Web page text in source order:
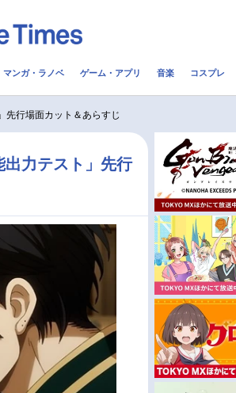
2.5次元 配信・Vtuber
今期アニメ曜日別一覧
春アニメ
夏アニメ
US
マンガ・ラノベ ゲーム・アプリ 音楽 コスプレ
先行場面カット＆あらすじ
力テスト」先行